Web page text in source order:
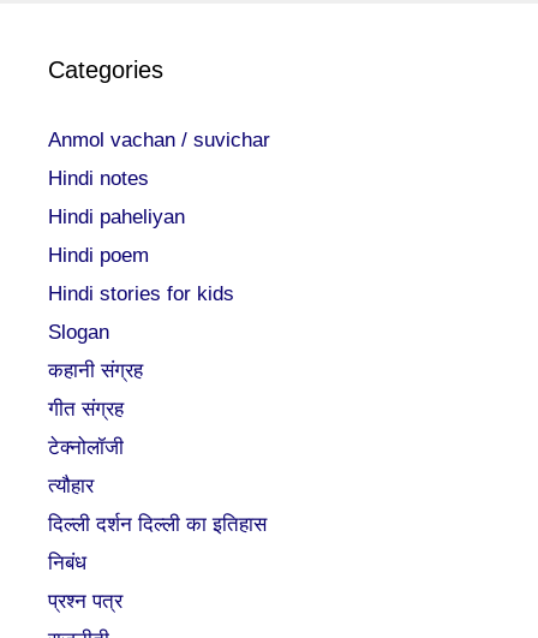
Categories
Anmol vachan / suvichar
Hindi notes
Hindi paheliyan
Hindi poem
Hindi stories for kids
Slogan
कहानी संग्रह
गीत संग्रह
टेक्नोलॉजी
त्यौहार
दिल्ली दर्शन दिल्ली का इतिहास
निबंध
प्रश्न पत्र